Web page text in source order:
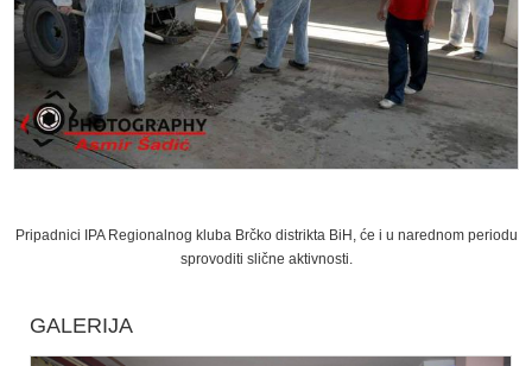
Pripadnici IPA Regionalnog kluba Brčko distrikta BiH, će i u narednom periodu
sprovoditi slične aktivnosti.
GALERIJA